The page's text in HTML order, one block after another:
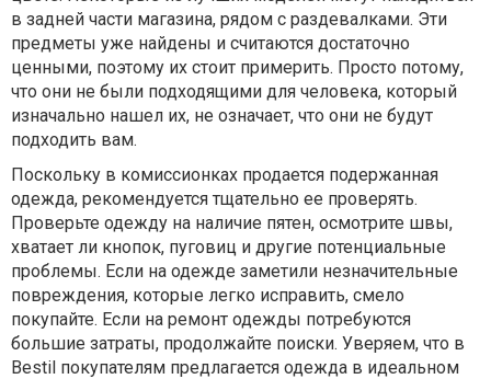
в задней части магазина, рядом с раздевалками. Эти
предметы уже найдены и считаются достаточно
ценными, поэтому их стоит примерить. Просто потому,
что они не были подходящими для человека, который
изначально нашел их, не означает, что они не будут
подходить вам.
Поскольку в комиссионках продается подержанная
одежда, рекомендуется тщательно ее проверять.
Проверьте одежду на наличие пятен, осмотрите швы,
хватает ли кнопок, пуговиц и другие потенциальные
проблемы. Если на одежде заметили незначительные
повреждения, которые легко исправить, смело
покупайте. Если на ремонт одежды потребуются
большие затраты, продолжайте поиски. Уверяем, что в
Bestil покупателям предлагается одежда в идеальном